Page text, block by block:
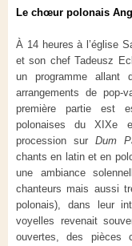
Le chœur polonais
À 14 heures à l’église
et son chef Tadeusz
un programme allant
arrangements de pop-
première partie est
polonaises du XIXe
procession sur Dum
chants en latin et en
une ambiance
chanteurs mais aussi
polonais), dans leur
voyelles revenait
ouvertes, des pièces